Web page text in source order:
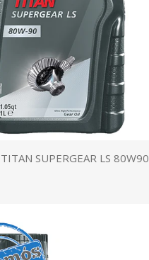
SUPERGEAR LS 80W90